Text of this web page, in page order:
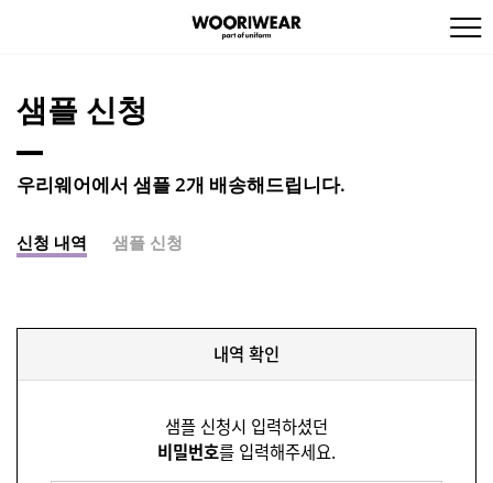
샘플 신청
우리웨어에서 샘플 2개 배송해드립니다.
신청 내역 샘플 신청
내역 확인
샘플 신청시 입력하셨던
비밀번호를 입력해주세요.